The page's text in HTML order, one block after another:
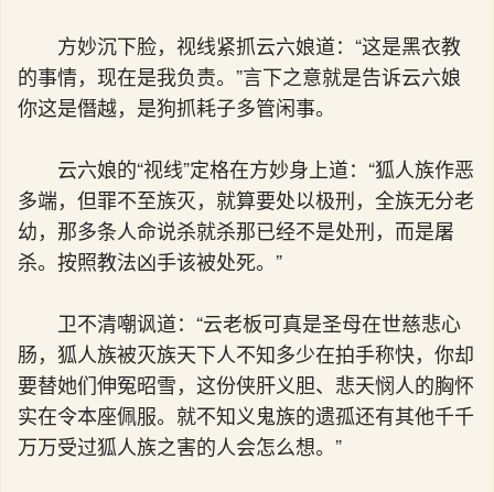
方妙沉下脸，视线紧抓云六娘道：“这是黑衣教
的事情，现在是我负责。”言下之意就是告诉云六娘
你这是僭越，是狗抓耗子多管闲事。
云六娘的“视线”定格在方妙身上道：“狐人族作恶
多端，但罪不至族灭，就算要处以极刑，全族无分老
幼，那多条人命说杀就杀那已经不是处刑，而是屠
杀。按照教法凶手该被处死。”
卫不清嘲讽道：“云老板可真是圣母在世慈悲心
肠，狐人族被灭族天下人不知多少在拍手称快，你却
要替她们伸冤昭雪，这份侠肝义胆、悲天悯人的胸怀
实在令本座佩服。就不知义鬼族的遗孤还有其他千千
万万受过狐人族之害的人会怎么想。”